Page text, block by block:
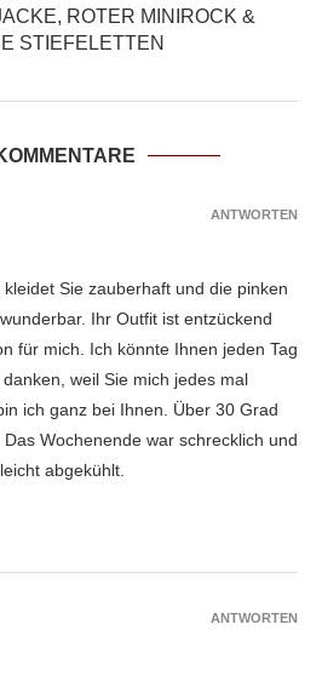
ROTER MINIROCK & W
Sie zauberhaft und die pinken
Ihr Outfit ist entzückend
für mich. Ich könnte Ihnen jeden Tag
weil Sie mich jedes mal
ich ganz bei Ihnen. Über 30 Grad
Wochenende war schrecklich und
abgekühlt.
ANTWORTEN
ANTWORTEN